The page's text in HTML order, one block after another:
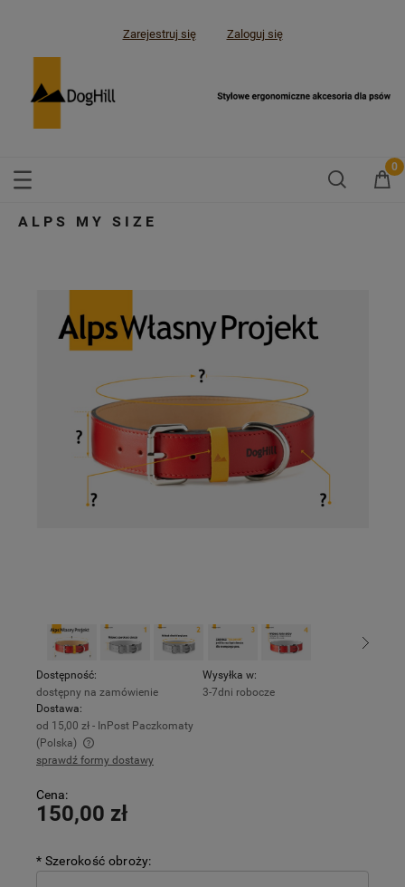
Zarejestruj się Zaloguj się
ALPS MY SIZE
Dostępność:
dostępny na zamówienie
Wysyłka w:
3-7dni robocze
Dostawa:
od 15,00 zł - InPost Paczkomaty
(Polska)
Cena nie zawiera ewentualnych kosztów płatności
sprawdź formy dostawy
Cena:
150,00 zł
* Szerokość obroży: